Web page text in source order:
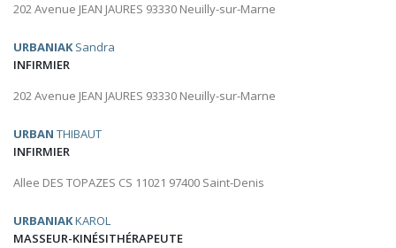
202 Avenue JEAN JAURES 93330 Neuilly-sur-Marne
URBANIAKSandra
INFIRMIER
202 Avenue JEAN JAURES 93330 Neuilly-sur-Marne
URBAN THIBAUT
INFIRMIER
Allee DES TOPAZES CS 11021 97400 Saint-Denis
URBANIAKKAROL
MASSEUR-KINÉSITHÉRAPEUTE